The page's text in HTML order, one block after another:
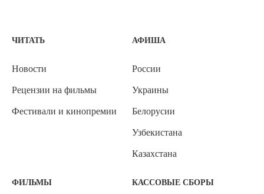
ЧИТАТЬ
Новости
Рецензии на фильмы
Фестивали и кинопремии
АФИША
России
Украины
Белорусии
Узбекистана
Казахстана
ФИЛЬМЫ КАССОВЫЕ СБОРЫ